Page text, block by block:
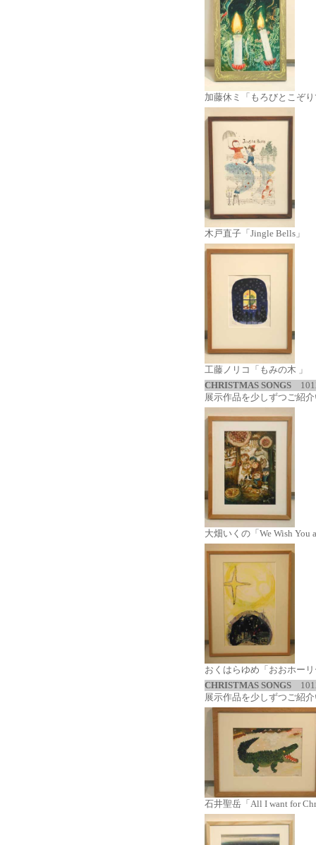
加藤休ミ「もろびとこぞ
木戸直子「Jingle Bells」
工藤ノリコ「もみの木 」
CHRISTMAS SONGS
展示作品を少しずつご紹
大畑いくの「We Wish You
おくはらゆめ「おおホー
CHRISTMAS SONGS
展示作品を少しずつご紹
石井聖岳「All I want for